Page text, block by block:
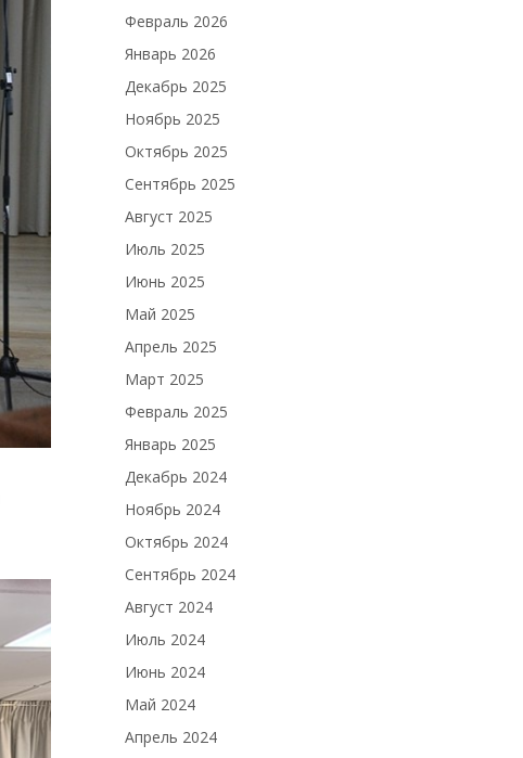
Февраль 2026
Январь 2026
Декабрь 2025
Ноябрь 2025
Октябрь 2025
Сентябрь 2025
Август 2025
Июль 2025
Июнь 2025
Май 2025
Апрель 2025
Март 2025
Февраль 2025
Январь 2025
Декабрь 2024
Ноябрь 2024
Октябрь 2024
Сентябрь 2024
Август 2024
Июль 2024
Июнь 2024
Май 2024
Апрель 2024